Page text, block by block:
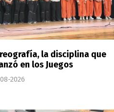
la disciplina que
en los Juegos
2026